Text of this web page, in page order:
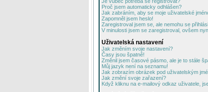
Proč jsem automaticky odhlášen?
Jak zabráním, aby se moje uživatelské
Zapomněl jsem heslo!
Zaregistroval jsem se, ale nemohu se
V minulosti jsem se zaregistroval, ovšem
Uživatelská nastavení
Jak změním svoje nastavení?
Časy jsou špatně!
Změnil jsem časové pásmo, ale je to stále
Můj jazyk není na seznamu!
Jak zobrazím obrázek pod uživatelským
Jak změní svoje zařazení?
Když kliknu na e-mailový odkaz uživatele,